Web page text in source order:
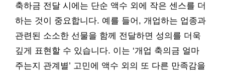
축하금 전달 시에는 단순 액수 외에 작은 센스를 더
하는 것이 중요합니다. 예를 들어, 개업하는 업종과
관련된 소소한 선물을 함께 전달하면 성의를 더욱
깊게 표현할 수 있습니다. 이는 ‘개업 축의금 얼마
주는지 관계별’ 고민에 액수 외의 또 다른 만족감을